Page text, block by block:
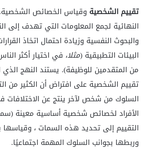
تقييم الشخصية وقياس الخصائص الشخصية.
النهائية لجمع المعلومات التي تهدف إلى
والبحوث النفسية وزيادة احتمال اتخاذ
البيئات التطبيقية (مثلا، في اختيار أكثر
من المتقدمين للوظيفة). يستند النهج
تقييم الشخصية على افتراض أن الكثير من
السلوك من شخص لآخر ينتج عن
الأفراد لخصائص شخصية أساسية معينة (
التقييم إلى تحديد هذه السمات ،
وربطها بجوانب السلوك المهمة اجتماعيًا.